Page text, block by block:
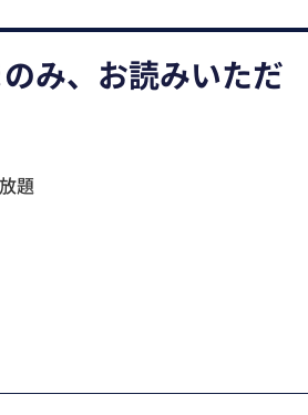
み、お読みいただ
題